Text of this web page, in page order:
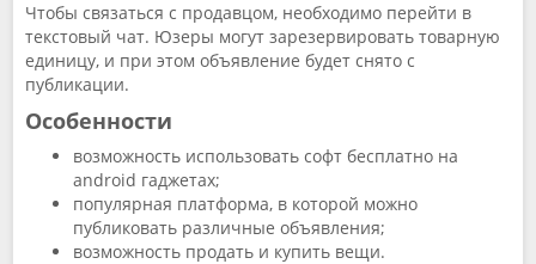
Чтобы связаться с продавцом, необходимо перейти в
текстовый чат. Юзеры могут зарезервировать товарную
единицу, и при этом объявление будет снято с
публикации.
Особенности
возможность использовать софт бесплатно на
android гаджетах;
популярная платформа, в которой можно
публиковать различные объявления;
возможность продать и купить вещи.